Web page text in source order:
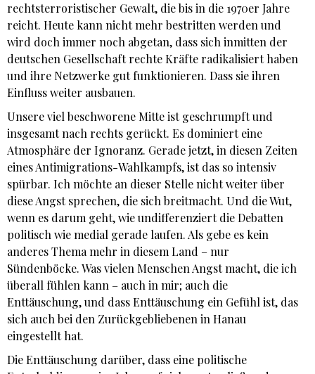
rechtsterroristischer Gewalt, die bis in die 1970er Jahre
reicht. Heute kann nicht mehr bestritten werden und
wird doch immer noch abgetan, dass sich inmitten der
deutschen Gesellschaft rechte Kräfte radikalisiert haben
und ihre Netzwerke gut funktionieren. Dass sie ihren
Einfluss weiter ausbauen.
Unsere viel beschworene Mitte ist geschrumpft und
insgesamt nach rechts gerückt. Es dominiert eine
Atmosphäre der Ignoranz. Gerade jetzt, in diesen Zeiten
eines Antimigrations-Wahlkampfs, ist das so intensiv
spürbar. Ich möchte an dieser Stelle nicht weiter über
diese Angst sprechen, die sich breitmacht. Und die Wut,
wenn es darum geht, wie undifferenziert die Debatten
politisch wie medial gerade laufen. Als gebe es kein
anderes Thema mehr in diesem Land – nur
Sündenböcke. Was vielen Menschen Angst macht, die ich
überall fühlen kann – auch in mir; auch die
Enttäuschung, und dass Enttäuschung ein Gefühl ist, das
sich auch bei den Zurückgebliebenen in Hanau
eingestellt hat.
Die Enttäuschung darüber, dass eine politische